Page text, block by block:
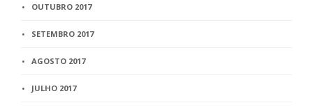
OUTUBRO 2017
SETEMBRO 2017
AGOSTO 2017
JULHO 2017